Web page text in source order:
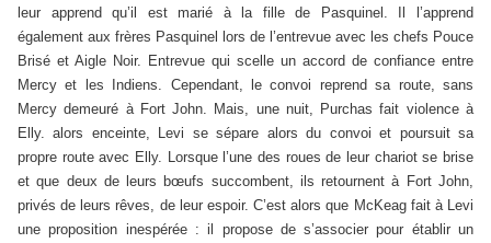
leur apprend qu’il est marié à la fille de Pasquinel. Il l’apprend
également aux frères Pasquinel lors de l’entrevue avec les chefs Pouce
Brisé et Aigle Noir. Entrevue qui scelle un accord de confiance entre
Mercy et les Indiens. Cependant, le convoi reprend sa route, sans
Mercy demeuré à Fort John. Mais, une nuit, Purchas fait violence à
Elly. alors enceinte, Levi se sépare alors du convoi et poursuit sa
propre route avec Elly. Lorsque l’une des roues de leur chariot se brise
et que deux de leurs bœufs succombent, ils retournent à Fort John,
privés de leurs rêves, de leur espoir. C’est alors que McKeag fait à Levi
une proposition inespérée : il propose de s’associer pour établir un